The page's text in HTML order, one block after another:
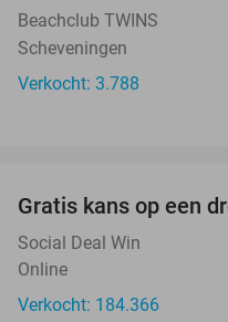
Beachclub TWINS
Scheveningen
Verkocht: 3.788
Gratis kans op een
Social Deal Win
Online
Verkocht: 184.366